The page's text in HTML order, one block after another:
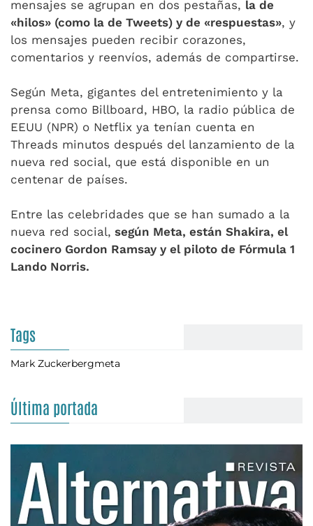
mensajes se agrupan en dos pestañas, la de
«hilos» (como la de Tweets) y de «respuestas», y
los mensajes pueden recibir corazones,
comentarios y reenvíos, además de compartirse.
Según Meta, gigantes del entretenimiento y la
prensa como Billboard, HBO, la radio pública de
EEUU (NPR) o Netflix ya tenían cuenta en
Threads minutos después del lanzamiento de la
nueva red social, que está disponible en un
centenar de países.
Entre las celebridades que se han sumado a la
nueva red social, según Meta, están Shakira, el
cocinero Gordon Ramsay y el piloto de Fórmula 1
Lando Norris.
Tags
Mark Zuckerbergmeta
Última portada